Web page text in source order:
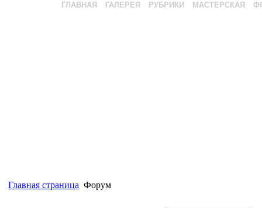
ГЛАВНАЯ ГАЛЕРЕЯ РУБРИКИ МАСТЕРСКАЯ
Главная страница Форум